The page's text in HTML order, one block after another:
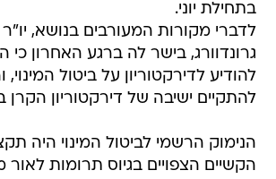
בתחילת יוני.
לדברי מקורות המעורבים בנושא,
גרונדוורג, בישר לה ברגע האחרון כי
להודיע לדירקטוריון על ביטול המינוי,
להתקיים ישיבה של דירקטוריון הקרן
הנימוק הרשמי לביטול המינוי היה
הקשיים הצפויים בגיוס תרומות